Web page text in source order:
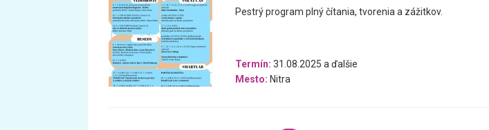
Pestrý program plný čítania, tvorenia a zážitkov.
Termín: 31.08.2025 a ďalšie
Mesto: Nitra